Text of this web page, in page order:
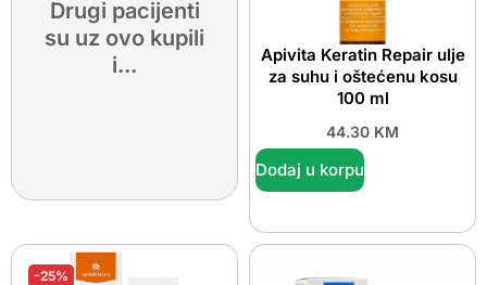
Drugi pacijenti
su uz ovo kupili
i...
Apivita Keratin Repair ulje
za suhu i oštećenu kosu
100 ml
44.30 KM
Dodaj u korpu
-25%